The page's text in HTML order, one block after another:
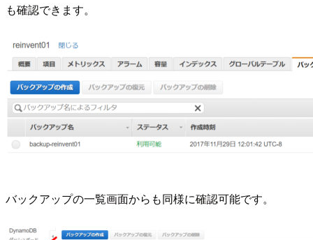
も確認できます。
バックアップの一覧画面からも同様に確認可能です。